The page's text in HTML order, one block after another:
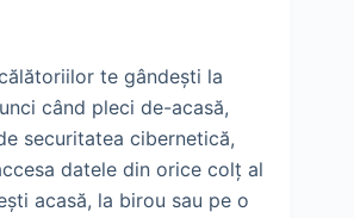
te gândești la
când pleci de-acasă,
securitatea cibernetică,
datele din orice colț al
acasă, la birou sau pe o